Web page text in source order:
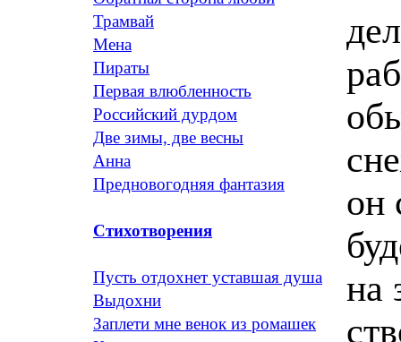
Трамвай
Мена
Пираты
Первая влюбленность
Российский дурдом
Две зимы, две весны
Анна
Предновогодняя фантазия
Стихотворения
Пусть отдохнет уставшая душа
Выдохни
Заплети мне венок из ромашек
он
на